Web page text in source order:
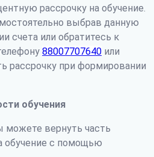
рассрочку на обучение.
выбрав данную
счета или обратитесь к
88007707640 или
рассрочку при формировании
обучения
вернуть часть
обучение с помощью